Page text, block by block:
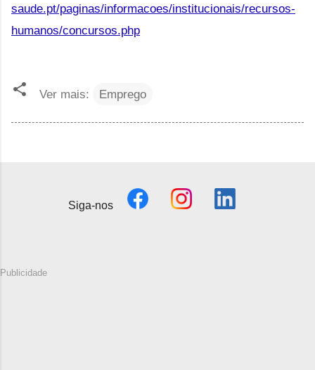
saude.pt/paginas/informacoes/institucionais/recursos-
humanos/concursos.php
Ver mais: Emprego
Siga-nos
Publicidade